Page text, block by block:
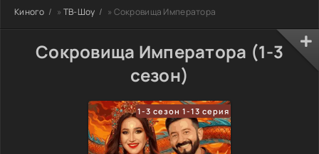
Киного » ТВ-Шоу » Сокровища Императора
Сокровища Императора (1-3
сезон)
1-3 сезон 1-13 серия